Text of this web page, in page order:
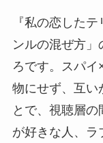
『私の恋した
ンルの混ぜ方」
ろです。スパイ
物にせず、互い
とで、視聴層
が好きな人、ラ